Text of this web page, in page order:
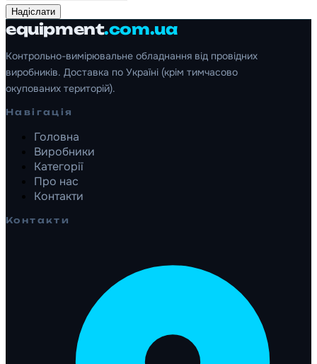
Надіслати
equipment.com.ua
Контрольно-вимірювальне обладнання від провідних
виробників. Доставка по Україні (крім тимчасово
окупованих територій).
Навігація
Головна
Виробники
Категорії
Про нас
Контакти
Контакти